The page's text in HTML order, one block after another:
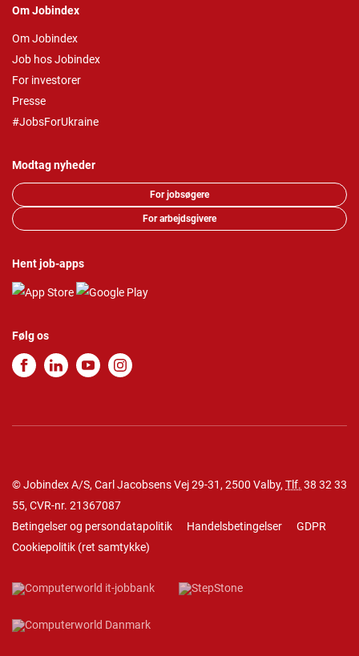
Om Jobindex
Om Jobindex
Job hos Jobindex
For investorer
Presse
#JobsForUkraine
Modtag nyheder
For jobsøgere
For arbejdsgivere
Hent job-apps
Følg os
© Jobindex A/S, Carl Jacobsens Vej 29-31, 2500 Valby, Tlf. 38 32 33
55, CVR-nr. 21367087
Betingelser og persondatapolitik
Handelsbetingelser
GDPR
Cookiepolitik (ret samtykke)